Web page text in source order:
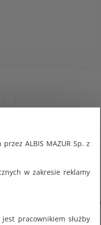
ALBIS MAZUR Sp. z
w zakresie reklamy
pracownikiem służby
Igła iniekcyjna sterylna
KD-Fine